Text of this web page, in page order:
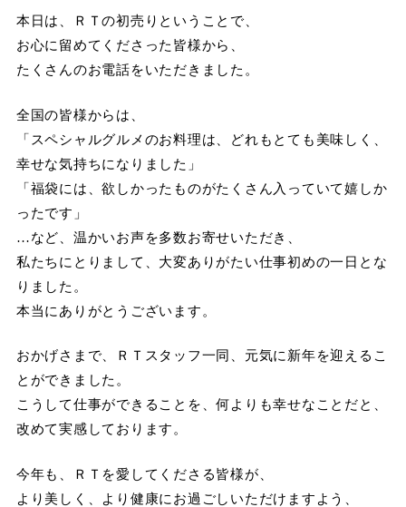
本日は、ＲＴの初売りということで、
お心に留めてくださった皆様から、
たくさんのお電話をいただきました。
全国の皆様からは、
「スペシャルグルメのお料理は、どれもとても美味しく、
幸せな気持ちになりました」
「福袋には、欲しかったものがたくさん入っていて嬉しか
ったです」
…など、温かいお声を多数お寄せいただき、
私たちにとりまして、大変ありがたい仕事初めの一日とな
りました。
本当にありがとうございます。
おかげさまで、ＲＴスタッフ一同、元気に新年を迎えるこ
とができました。
こうして仕事ができることを、何よりも幸せなことだと、
改めて実感しております。
今年も、ＲＴを愛してくださる皆様が、
より美しく、より健康にお過ごしいただけますよう、